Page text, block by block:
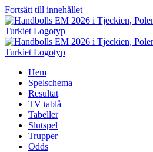
Fortsätt till innehållet
Hem
Spelschema
Resultat
TV tablå
Tabeller
Slutspel
Trupper
Odds